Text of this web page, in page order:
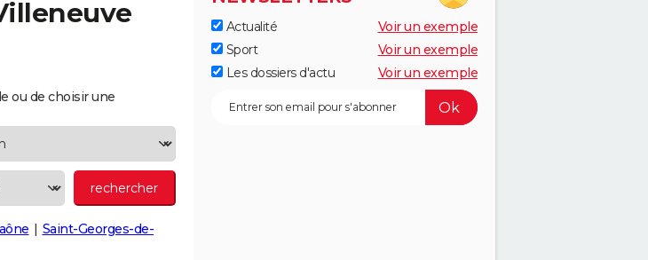
ou de choisir une
Saint-Georges-de-
Actualité
Voir un exemple
Sport
Voir un exemple
Les dossiers d'actu
Voir un exemple